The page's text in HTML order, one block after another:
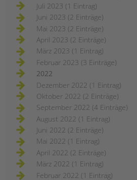
Juli 2023 (1 Eintrag)
Juni 2023 (2 Einträge)
Mai 2023 (2 Einträge)
April 2023 (2 Einträge)
März 2023 (1 Eintrag)
Februar 2023 (3 Einträge)
2022
Dezember 2022 (1 Eintrag)
Oktober 2022 (2 Einträge)
September 2022 (4 Einträge)
August 2022 (1 Eintrag)
Juni 2022 (2 Einträge)
Mai 2022 (1 Eintrag)
April 2022 (2 Einträge)
März 2022 (1 Eintrag)
Februar 2022 (1 Eintrag)